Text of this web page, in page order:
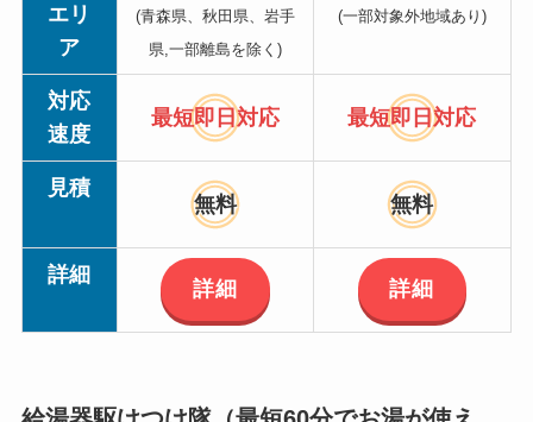
エリ
ア
(青森県、秋田県、岩手
県,一部離島を除く)
(一部対象外地域あり)
対応
速度
最短即日対応 最短即日対応
見積
無料 無料
詳細
詳細 詳細